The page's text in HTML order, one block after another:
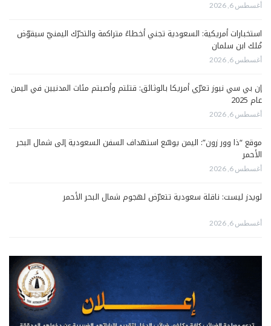
أغسطس 6, 2026
استخبارات أمريكية: السعودية تجني أخطاءً متراكمة والتحرّك اليمنيّ سيقوّض
مُلك ابن سلمان
أغسطس 6, 2026
إن بي سي نيوز تعرّي أمريكا بالوثائق: قتلتم وأصبتم مئات المدنيين في اليمن
عام 2025
أغسطس 6, 2026
موقع “ذا وور زون”: اليمن يوسّع استهداف السفن السعودية إلى شمال البحر
الأحمر
أغسطس 6, 2026
لويدز ليست: ناقلة سعودية تتعرّض لهجوم شمال البحر الأحمر
أغسطس 6, 2026